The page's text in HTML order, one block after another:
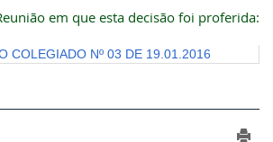
em que esta decisão foi proferida:
COLEGIADO Nº 03 DE 19.01.2016